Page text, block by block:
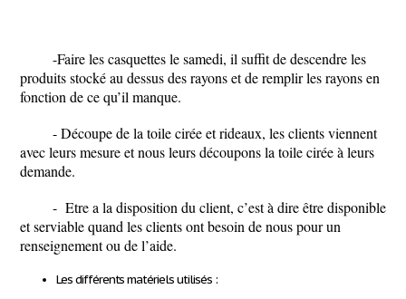
-Faire les casquettes le samedi, il suffit de descendre les
produits stocké au dessus des rayons et de remplir les rayons en
fonction de ce qu’il manque.
- Découpe de la toile cirée et rideaux, les clients viennent
avec leurs mesure et nous leurs découpons la toile cirée à leurs
demande.
- Etre a la disposition du client, c’est à dire être disponible
et serviable quand les clients ont besoin de nous pour un
renseignement ou de l’aide.
Les différents matériels utilisés :